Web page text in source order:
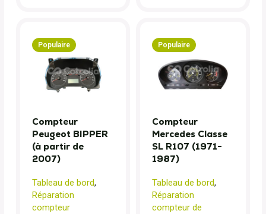
Populaire
Compteur
Peugeot BIPPER
(à partir de
2007)
Tableau de bord,
Réparation
compteur
Populaire
Compteur
Mercedes Classe
SL R107 (1971-
1987)
Tableau de bord,
Réparation
compteur de